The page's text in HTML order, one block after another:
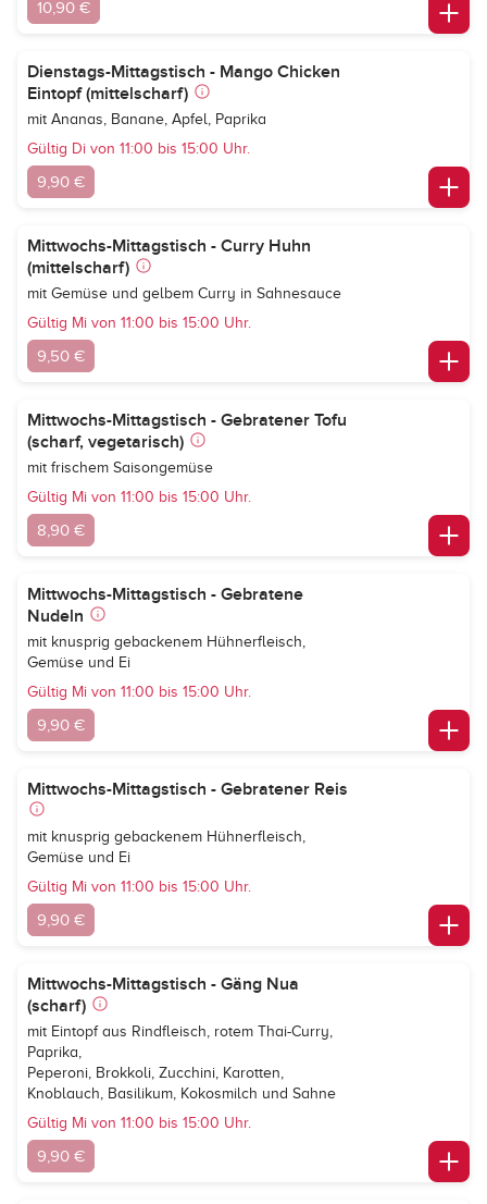
10,90 €
Dienstags-Mittagstisch - Mango Chicken
Eintopf (mittelscharf)
mit Ananas, Banane, Apfel, Paprika
Gültig Di von 11:00 bis 15:00 Uhr.
9,90 €
Mittwochs-Mittagstisch - Curry Huhn
(mittelscharf)
mit Gemüse und gelbem Curry in Sahnesauce
Gültig Mi von 11:00 bis 15:00 Uhr.
9,50 €
Mittwochs-Mittagstisch - Gebratener Tofu
(scharf, vegetarisch)
mit frischem Saisongemüse
Gültig Mi von 11:00 bis 15:00 Uhr.
8,90 €
Mittwochs-Mittagstisch - Gebratene
Nudeln
mit knusprig gebackenem Hühnerfleisch,
Gemüse und Ei
Gültig Mi von 11:00 bis 15:00 Uhr.
9,90 €
Mittwochs-Mittagstisch - Gebratener Reis
mit knusprig gebackenem Hühnerfleisch,
Gemüse und Ei
Gültig Mi von 11:00 bis 15:00 Uhr.
9,90 €
Mittwochs-Mittagstisch - Gäng Nua
(scharf)
mit Eintopf aus Rindfleisch, rotem Thai-Curry,
Paprika,
Peperoni, Brokkoli, Zucchini, Karotten,
Knoblauch, Basilikum, Kokosmilch und Sahne
Gültig Mi von 11:00 bis 15:00 Uhr.
9,90 €